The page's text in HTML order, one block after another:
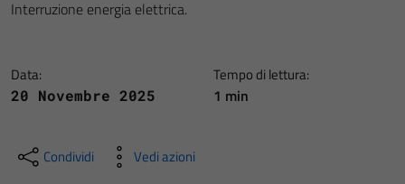
Interruzione energia elettrica.
Data:
20 Novembre 2025
Tempo di lettura:
1 min
Condividi Vedi azioni